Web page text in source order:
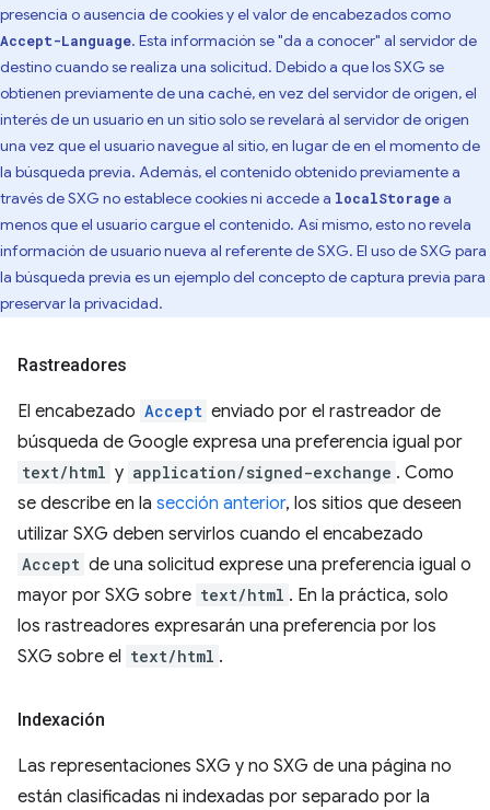
presencia o ausencia de cookies y el valor de encabezados como
Accept-Language. Esta información se "da a conocer" al servidor de
destino cuando se realiza una solicitud. Debido a que los SXG se
obtienen previamente de una caché, en vez del servidor de origen, el
interés de un usuario en un sitio solo se revelará al servidor de origen
una vez que el usuario navegue al sitio, en lugar de en el momento de
la búsqueda previa. Además, el contenido obtenido previamente a
través de SXG no establece cookies ni accede a localStoragea
menos que el usuario cargue el contenido. Así mismo, esto no revela
información de usuario nueva al referente de SXG. El uso de SXG para
la búsqueda previa es un ejemplo del concepto de captura previa para
preservar la privacidad.
Rastreadores
El encabezado Accept enviado por el rastreador de
búsqueda de Google expresa una preferencia igual por
text/html y application/signed-exchange . Como
se describe en la sección anterior, los sitios que deseen
utilizar SXG deben servirlos cuando el encabezado
Accept de una solicitud exprese una preferencia igual o
mayor por SXG sobre text/html . En la práctica, solo
los rastreadores expresarán una preferencia por los
SXG sobre el text/html .
Indexación
Las representaciones SXG y no SXG de una página no
están clasificadas ni indexadas por separado por la